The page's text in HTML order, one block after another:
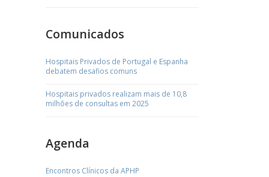
Comunicados
Hospitais Privados de Portugal e Espanha
debatem desafios comuns
Hospitais privados realizam mais de 10,8
milhões de consultas em 2025
Agenda
Encontros Clínicos da APHP